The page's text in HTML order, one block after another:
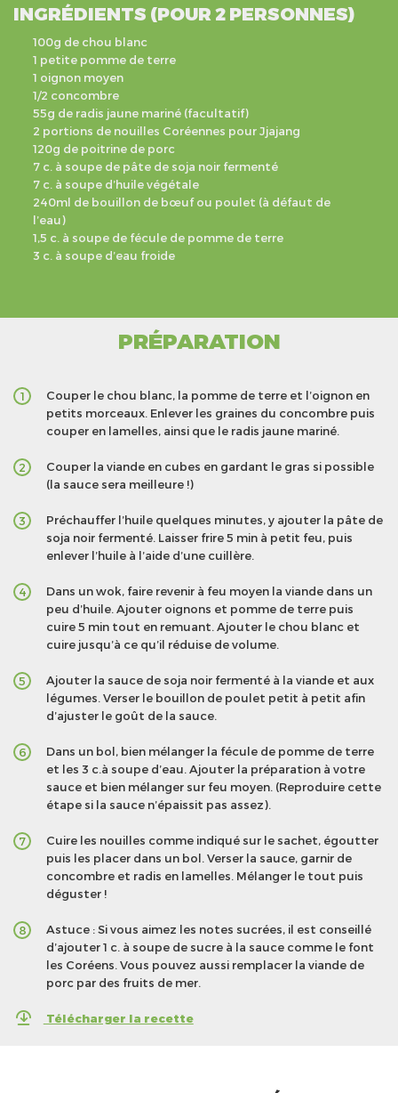
INGRÉDIENTS (POUR 2 PERSONNES)
100g de chou blanc
1 petite pomme de terre
1 oignon moyen
1/2 concombre
55g de radis jaune mariné (facultatif)
2 portions de nouilles Coréennes pour Jjajang
120g de poitrine de porc
7 c. à soupe de pâte de soja noir fermenté
7 c. à soupe d’huile végétale
240ml de bouillon de bœuf ou poulet (à défaut de
l’eau)
1,5 c. à soupe de fécule de pomme de terre
3 c. à soupe d’eau froide
PRÉPARATION
1
Couper le chou blanc, la pomme de terre et l’oignon en
petits morceaux. Enlever les graines du concombre puis
couper en lamelles, ainsi que le radis jaune mariné.
2
Couper la viande en cubes en gardant le gras si possible
(la sauce sera meilleure !)
3
Préchauffer l’huile quelques minutes, y ajouter la pâte de
soja noir fermenté. Laisser frire 5 min à petit feu, puis
enlever l’huile à l’aide d’une cuillère.
4
Dans un wok, faire revenir à feu moyen la viande dans un
peu d’huile. Ajouter oignons et pomme de terre puis
cuire 5 min tout en remuant. Ajouter le chou blanc et
cuire jusqu’à ce qu’il réduise de volume.
5
Ajouter la sauce de soja noir fermenté à la viande et aux
légumes. Verser le bouillon de poulet petit à petit afin
d’ajuster le goût de la sauce.
6
Dans un bol, bien mélanger la fécule de pomme de terre
et les 3 c.à soupe d’eau. Ajouter la préparation à votre
sauce et bien mélanger sur feu moyen. (Reproduire cette
étape si la sauce n’épaissit pas assez).
7
Cuire les nouilles comme indiqué sur le sachet, égoutter
puis les placer dans un bol. Verser la sauce, garnir de
concombre et radis en lamelles. Mélanger le tout puis
déguster !
8
Astuce : Si vous aimez les notes sucrées, il est conseillé
d’ajouter 1 c. à soupe de sucre à la sauce comme le font
les Coréens. Vous pouvez aussi remplacer la viande de
porc par des fruits de mer.
Télécharger la recette